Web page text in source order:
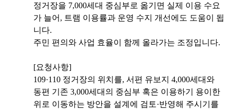
정거장을 7,000세대 중심부로 옮기면 실제 이용 수요
가 늘어, 트램 이용률과 운영 수지 개선에도 도움이 됩
니다.
주민 편의와 사업 효율이 함께 올라가는 조정입니다.
[요청사항]
109·110 정거장의 위치를, 서편 유보지 4,000세대와
동편 기존 3,000세대의 중심부 혹은 이용하기 용이한
위로 이동하는 방안을 설계에 검토·반영해 주시기를